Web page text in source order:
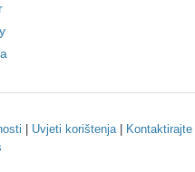
Uvjeti korištenja|
Kontaktirajte